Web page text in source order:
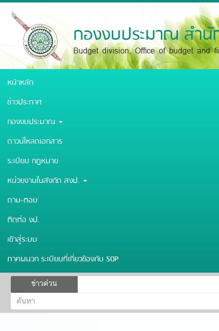
Skip
กองงบประมาณ สำนั
Budget division, Office of budget and
หน้าหลัก
ข่าวประกาศ
กองงบประมาณ
ดาวน์โหลดเอกสาร
ระเบียบ กฎหมาย
หน่วยงานในสังกัด สงป.
ถาม-ตอบ
ติดต่อ งป.
เข้าสู่ระบบ
ภาคผนวก ระเบียบที่เกี่ยวข้องกับ SOP
ข่าวด่วน
ฟอร์ม
ค้นหา
ค้นหา